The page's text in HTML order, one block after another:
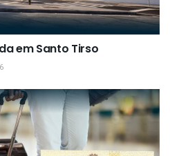
em Santo Tirso